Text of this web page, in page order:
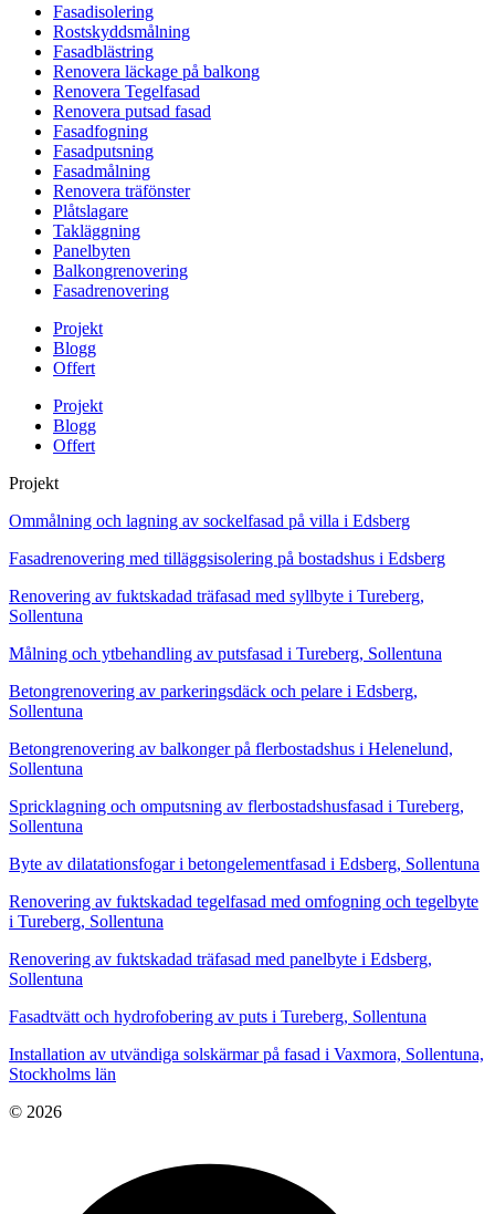
Fasadisolering
Rostskyddsmålning
Fasadblästring
Renovera läckage på balkong
Renovera Tegelfasad
Renovera putsad fasad
Fasadfogning
Fasadputsning
Fasadmålning
Renovera träfönster
Plåtslagare
Takläggning
Panelbyten
Balkongrenovering
Fasadrenovering
Projekt
Blogg
Offert
Projekt
Blogg
Offert
Projekt
Ommålning och lagning av sockelfasad på villa i Edsberg
Fasadrenovering med tilläggsisolering på bostadshus i Edsberg
Renovering av fuktskadad träfasad med syllbyte i Tureberg,
Sollentuna
Målning och ytbehandling av putsfasad i Tureberg, Sollentuna
Betongrenovering av parkeringsdäck och pelare i Edsberg,
Sollentuna
Betongrenovering av balkonger på flerbostadshus i Helenelund,
Sollentuna
Spricklagning och omputsning av flerbostadshusfasad i Tureberg,
Sollentuna
Byte av dilatationsfogar i betongelementfasad i Edsberg, Sollentuna
Renovering av fuktskadad tegelfasad med omfogning och tegelbyte
i Tureberg, Sollentuna
Renovering av fuktskadad träfasad med panelbyte i Edsberg,
Sollentuna
Fasadtvätt och hydrofobering av puts i Tureberg, Sollentuna
Installation av utvändiga solskärmar på fasad i Vaxmora, Sollentuna,
Stockholms län
© 2026